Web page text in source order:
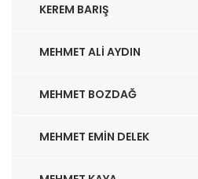
KEREM BARIŞ
MEHMET ALI AYDIN
MEHMET BOZDAĞ
MEHMET EMIN DELEK